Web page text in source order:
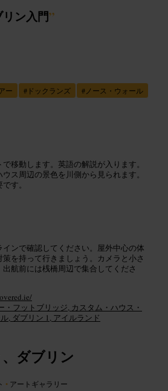
ン入門”
ー # ドックランズ # ノース・ウォール
移動します。英語の解説が入ります。
ス周辺の景色を川側から見られます。
す。
ンで確認してください。屋外中心の体
を持って行きましょう。カメラと小さ
航前には桟橋周辺で集合してくださ
・フットブリッジ, カスタム・ハウス・
, ダブリン 1, アイルランド
ダブリン
• アートギャラリー